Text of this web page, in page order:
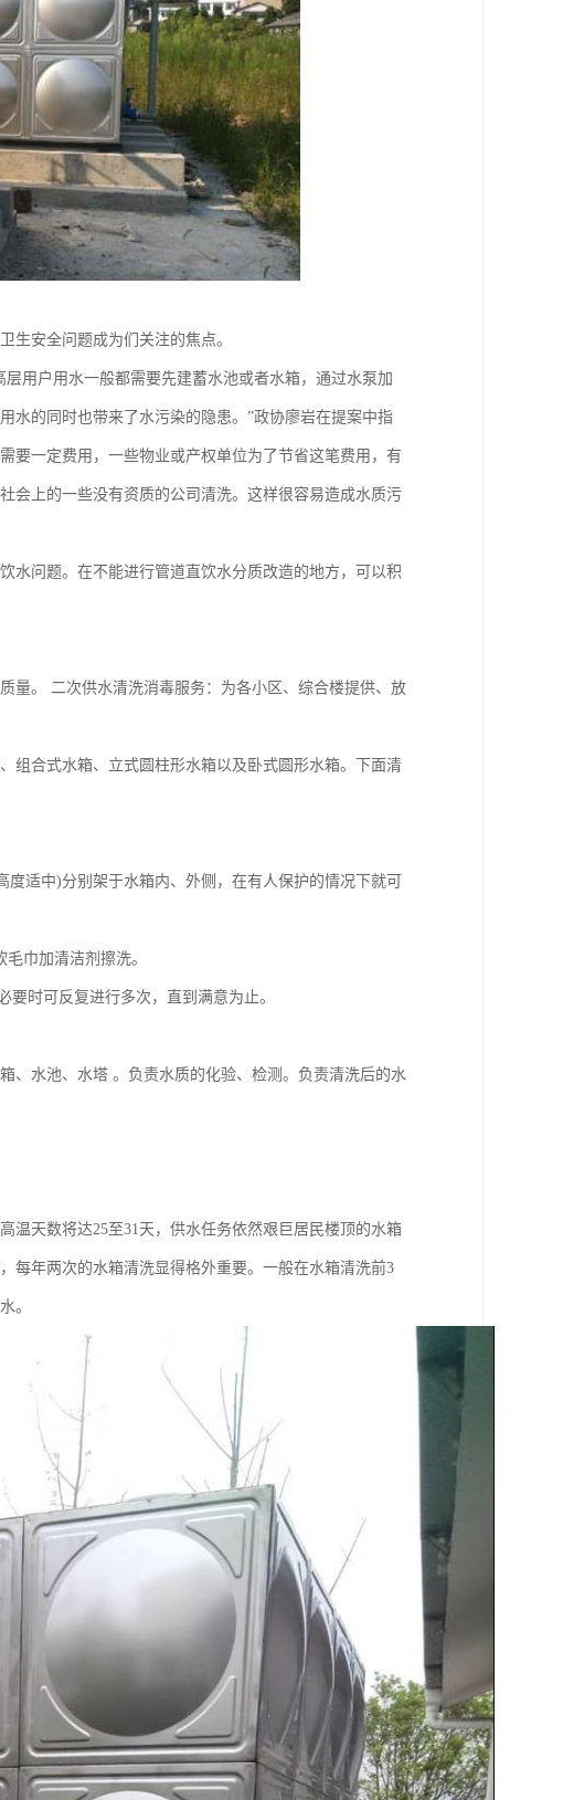
生安全问题成为们关注的焦点。
用户用水一般都需要先建蓄水池或者水箱，通过水泵加
水的同时也带来了水污染的隐患。”政协廖岩在提案中指
要一定费用，一些物业或产权单位为了节省这笔费用，有
会上的一些没有资质的公司清洗。这样很容易造成水质污
问题。在不能进行管道直饮水分质改造的地方，可以积
量。 二次供水清洗消毒服务：为各小区、综合楼提供、放
组合式水箱、立式圆柱形水箱以及卧式圆形水箱。下面清
适中)分别架于水箱内、外侧，在有人保护的情况下就可
巾加清洁剂擦洗。
时可反复进行多次，直到满意为止。
、水池、水塔 。负责水质的化验、检测。负责清洗后的水
温天数将达25至31天，供水任务依然艰巨居民楼顶的水箱
每年两次的水箱清洗显得格外重要。一般在水箱清洗前3
。